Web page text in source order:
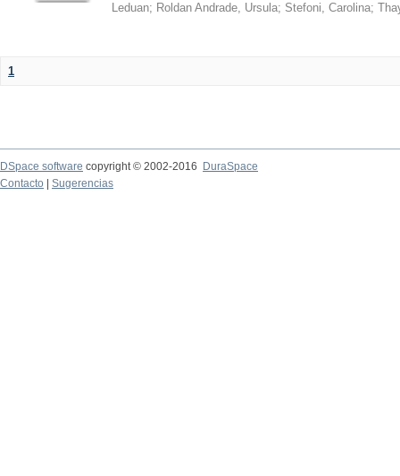
Leduan; Roldan Andrade, Ursula; Stefoni, Carolina;
1
DSpace software copyright © 2002-2016
DuraSpace
Contacto
Sugerencias